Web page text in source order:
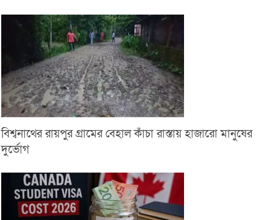
বিশ্বনাথের রায়পুর গ্রামের বেহাল কাঁচা রাস্তায় হাজারো মানুষের
দুর্ভোগ